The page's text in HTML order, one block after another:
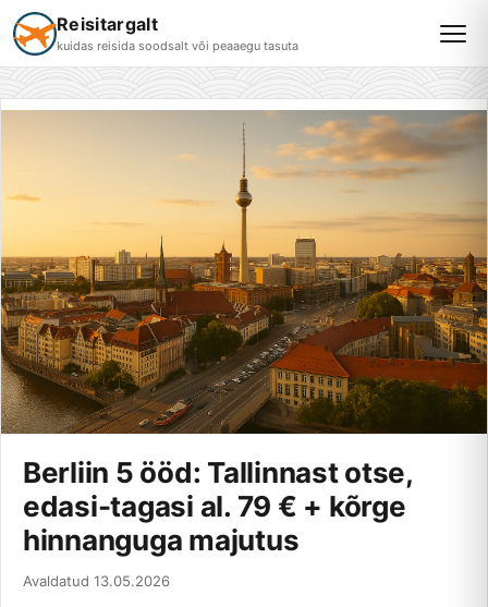
Reisitargalt
kuidas reisida soodsalt või peaaegu tasuta
Berliin 5 ööd: Tallinnast otse,
edasi-tagasi al. 79 € + kõrge
hinnanguga majutus
Avaldatud 13.05.2026